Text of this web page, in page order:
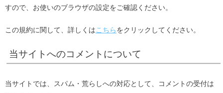
すので、お使いのブラウザの設定をご確認ください。
この規約に関して、詳しくはこちらをクリックしてください。
当サイトへのコメントについて
当サイトでは、スパム・荒らしへの対応として、コメントの受付は